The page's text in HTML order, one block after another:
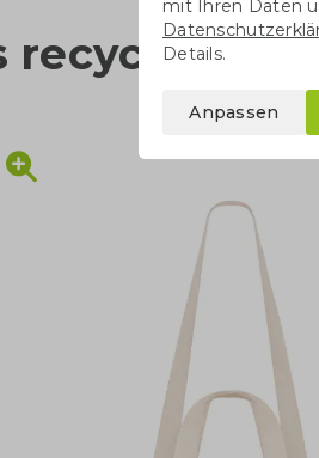
recycelter
mit Ihren Daten
Details.
Anpassen